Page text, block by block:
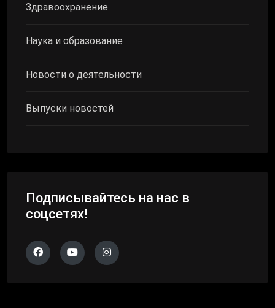
Здравоохранение
Наука и образование
Новости о деятельности
Выпуски новостей
Подписывайтесь на нас в
соцсетях!